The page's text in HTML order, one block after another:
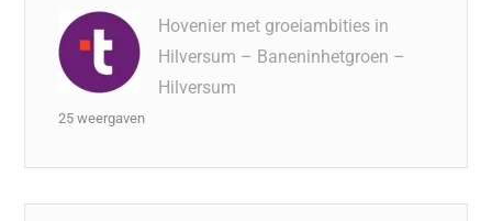
Hovenier met groeiambities in
Hilversum – Baneninhetgroen –
Hilversum
25 weergaven